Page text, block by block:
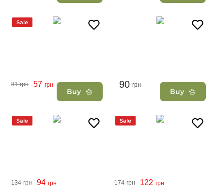
Sale
81 грн 57 грн
Buy
90 грн
Buy
Sale
134 грн 94 грн
Sale
174 грн 122 грн